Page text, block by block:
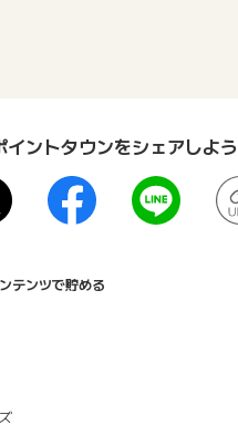
イントタウンをシェアしよう
テンツで貯める